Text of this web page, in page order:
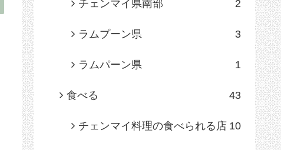
チェンマイ県南部 2
ラムプーン県 3
ラムパーン県 1
食べる 43
チェンマイ料理の食べられる店 10